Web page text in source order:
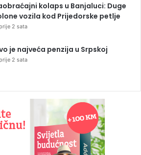
kolaps u Banjaluci: Duge
vozila kod Prijedorske petlje
2 sata
je najveća penzija u Srpskoj
2 sata